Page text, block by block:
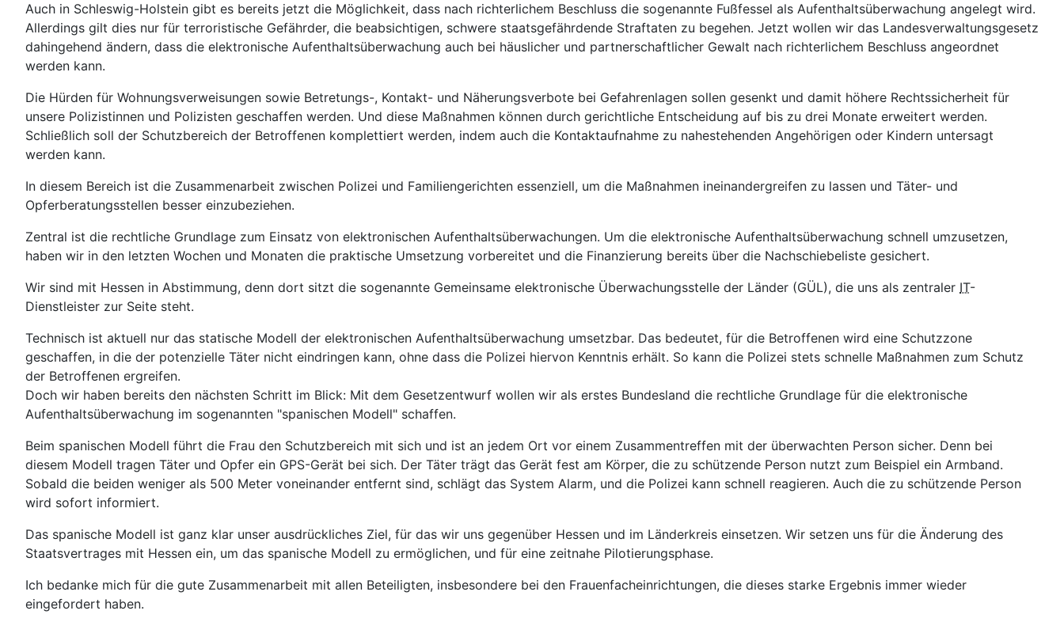
Auch in Schleswig-Holstein gibt es bereits jetzt die Möglichkeit, dass nach richterlichem Beschluss die sogenannte Fußfessel als Aufenthaltsüberwachung angelegt wird.
Allerdings gilt dies nur für terroristische Gefährder, die beabsichtigen, schwere staatsgefährdende Straftaten zu begehen. Jetzt wollen wir das Landesverwaltungsgesetz
dahingehend ändern, dass die elektronische Aufenthaltsüberwachung auch bei häuslicher und partnerschaftlicher Gewalt nach richterlichem Beschluss angeordnet
werden kann.
Die Hürden für Wohnungsverweisungen sowie Betretungs-, Kontakt- und Näherungsverbote bei Gefahrenlagen sollen gesenkt und damit höhere Rechtssicherheit für
unsere Polizistinnen und Polizisten geschaffen werden. Und diese Maßnahmen können durch gerichtliche Entscheidung auf bis zu drei Monate erweitert werden.
Schließlich soll der Schutzbereich der Betroffenen komplettiert werden, indem auch die Kontaktaufnahme zu nahestehenden Angehörigen oder Kindern untersagt
werden kann.
In diesem Bereich ist die Zusammenarbeit zwischen Polizei und Familiengerichten essenziell, um die Maßnahmen ineinandergreifen zu lassen und Täter- und
Opferberatungsstellen besser einzubeziehen.
Zentral ist die rechtliche Grundlage zum Einsatz von elektronischen Aufenthaltsüberwachungen. Um die elektronische Aufenthaltsüberwachung schnell umzusetzen,
haben wir in den letzten Wochen und Monaten die praktische Umsetzung vorbereitet und die Finanzierung bereits über die Nachschiebeliste gesichert.
Wir sind mit Hessen in Abstimmung, denn dort sitzt die sogenannte Gemeinsame elektronische Überwachungsstelle der Länder (GÜL), die uns als zentraler IT-
Dienstleister zur Seite steht.
Technisch ist aktuell nur das statische Modell der elektronischen Aufenthaltsüberwachung umsetzbar. Das bedeutet, für die Betroffenen wird eine Schutzzone
geschaffen, in die der potenzielle Täter nicht eindringen kann, ohne dass die Polizei hiervon Kenntnis erhält. So kann die Polizei stets schnelle Maßnahmen zum Schutz
der Betroffenen ergreifen.
Doch wir haben bereits den nächsten Schritt im Blick: Mit dem Gesetzentwurf wollen wir als erstes Bundesland die rechtliche Grundlage für die elektronische
Aufenthaltsüberwachung im sogenannten "spanischen Modell" schaffen.
Beim spanischen Modell führt die Frau den Schutzbereich mit sich und ist an jedem Ort vor einem Zusammentreffen mit der überwachten Person sicher. Denn bei
diesem Modell tragen Täter und Opfer ein GPS-Gerät bei sich. Der Täter trägt das Gerät fest am Körper, die zu schützende Person nutzt zum Beispiel ein Armband.
Sobald die beiden weniger als 500 Meter voneinander entfernt sind, schlägt das System Alarm, und die Polizei kann schnell reagieren. Auch die zu schützende Person
wird sofort informiert.
Das spanische Modell ist ganz klar unser ausdrückliches Ziel, für das wir uns gegenüber Hessen und im Länderkreis einsetzen. Wir setzen uns für die Änderung des
Staatsvertrages mit Hessen ein, um das spanische Modell zu ermöglichen, und für eine zeitnahe Pilotierungsphase.
Ich bedanke mich für die gute Zusammenarbeit mit allen Beteiligten, insbesondere bei den Frauenfacheinrichtungen, die dieses starke Ergebnis immer wieder
eingefordert haben.